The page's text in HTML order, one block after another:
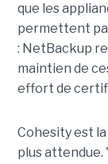
que les
permettent
: NetBackup
maintien de
effort de
Cohesity est
plus attendue.